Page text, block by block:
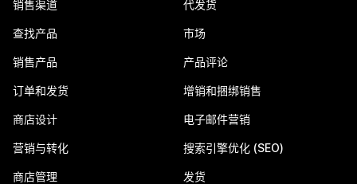
销售渠道
查找产品
销售产品
订单和发货
商店设计
营销与转化
商店管理
代发货
市场
产品评论
增销和捆绑销售
电子邮件营销
搜索引擎优化 (SEO)
发货